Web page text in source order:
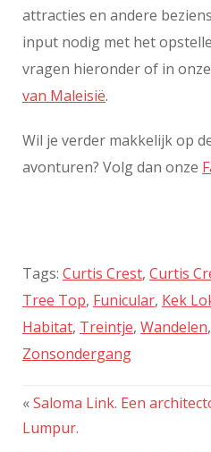
attracties en andere
input nodig met het
vragen hieronder of in
van Maleisië.
Wil je verder makkelijk op
avonturen? Volg dan onze
Tags: Curtis Crest, Curtis
Tree Top, Funicular, Kek
Habitat, Treintje, Wandelen,
Zonsondergang
«Saloma Link. Een
Lumpur.